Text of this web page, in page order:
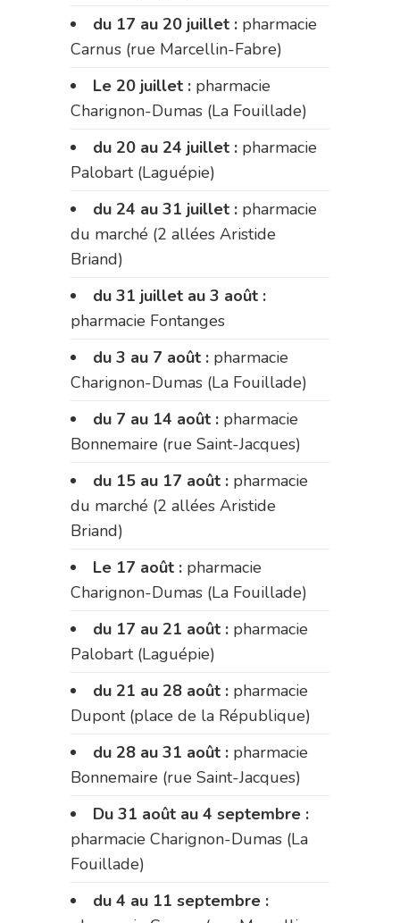
du 17 au 20 juillet : pharmacie
Carnus (rue Marcellin-Fabre)
Le 20 juillet : pharmacie
Charignon-Dumas (La Fouillade)
du 20 au 24 juillet : pharmacie
Palobart (Laguépie)
du 24 au 31 juillet : pharmacie
du marché (2 allées Aristide
Briand)
du 31 juillet au 3 août :
pharmacie Fontanges
du 3 au 7 août : pharmacie
Charignon-Dumas (La Fouillade)
du 7 au 14 août : pharmacie
Bonnemaire (rue Saint-Jacques)
du 15 au 17 août : pharmacie
du marché (2 allées Aristide
Briand)
Le 17 août : pharmacie
Charignon-Dumas (La Fouillade)
du 17 au 21 août : pharmacie
Palobart (Laguépie)
du 21 au 28 août : pharmacie
Dupont (place de la République)
du 28 au 31 août : pharmacie
Bonnemaire (rue Saint-Jacques)
Du 31 août au 4 septembre :
pharmacie Charignon-Dumas (La
Fouillade)
du 4 au 11 septembre :